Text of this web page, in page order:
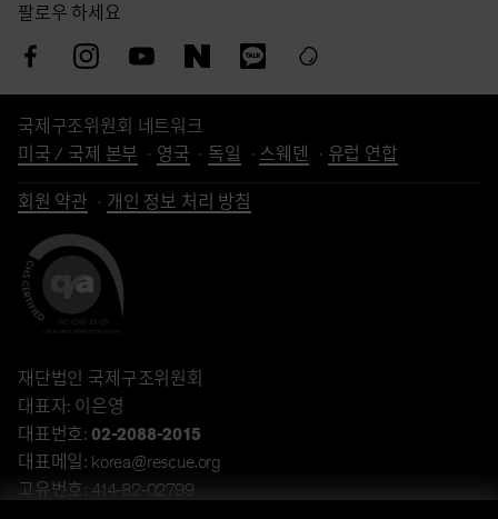
팔로우 하세요
국제구조위원회 네트워크
미국 / 국제 본부
영국 독일 스웨덴 유럽 연합
회원 약관 개인 정보 처리 방침
재단법인 국제구조위원회
대표자: 이은영
대표번호: 02-2088-2015
대표메일: korea@rescue.org
고유번호: 414-82-02799